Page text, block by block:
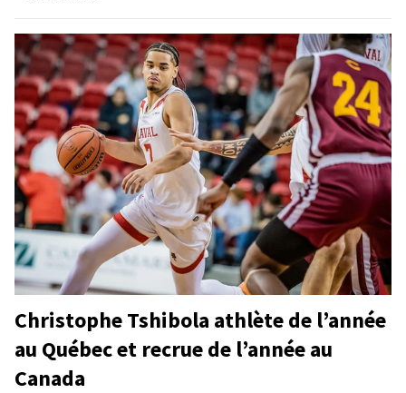
Christophe Tshibola athlète de l’année
au Québec et recrue de l’année au
Canada